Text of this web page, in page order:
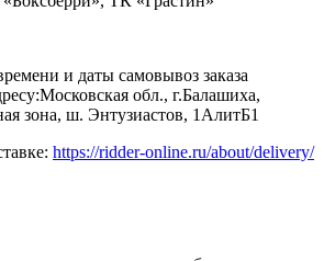
и даты самовывоз заказа
обл., г.Балашиха,
зона, ш. Энтузиастов, 1АлитБ1
https://ridder-online.ru/about/delivery/